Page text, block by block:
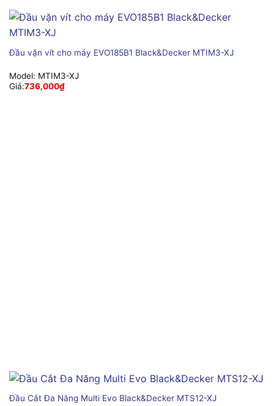
Đầu vặn vít cho máy EVO185B1 Black&Decker MTIM3-XJ
Model: MTIM3-XJ
Giá:736,000₫
Đầu Cắt Đa Năng Multi Evo Black&Decker MTS12-XJ